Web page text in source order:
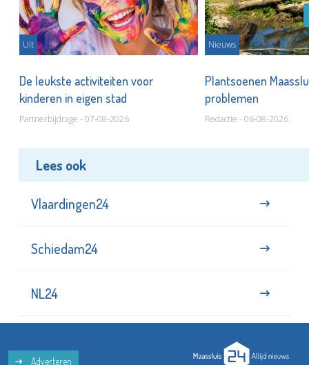
Uit
De leukste activiteiten voor
kinderen in eigen stad
Partnerbijdrage - 07-08-2026
Nieuws
Plantsoenen
problemen
Redactie - 06-08-2026
Lees ook
Vlaardingen24
Schiedam24
NL24
Adverteren